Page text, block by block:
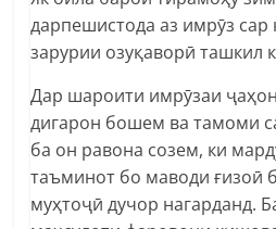
дарпешистода аз имрӯз сар
зарурии озуқаворӣ ташкил
Дар шароити имрӯзаи
дигарон бошем ва тамоми
ба он равона созем, ки
таъминот бо маводи ғизоӣ
муҳтоҷӣ дучор нагарданд.